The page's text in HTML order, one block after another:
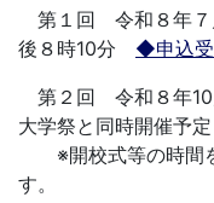
第１回 令和８年７
後８時10分 ◆申込
第２回 令和８年
大学祭と同時開催予定
※開校式等の時間
す。